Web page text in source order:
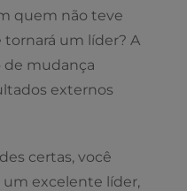
quem não teve
tornará um líder? A
de mudança
externos
certas, você
excelente líder,